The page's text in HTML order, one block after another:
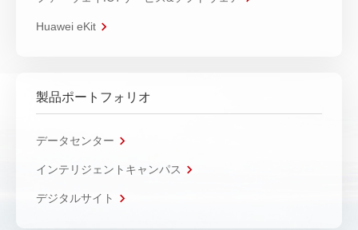
Huawei eKit
製品ポートフォリオ
データセンター
インテリジェントキャンパス
デジタルサイト